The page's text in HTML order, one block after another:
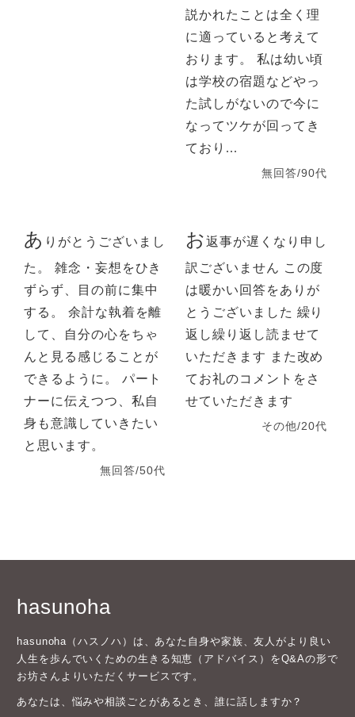
説かれたことは全く理
に適っていると考えて
おります。 私は幼い頃
は学校の宿題などやっ
た試しがないので今に
なってツケが回ってき
ており...
無回答/90代
あ りがとうございまし
た。 雑念・妄想をひき
ずらず、目の前に集中
する。 余計な執着を離
して、自分の心をちゃ
んと見る感じることが
できるように。 パート
ナーに伝えつつ、私自
身も意識していきたい
と思います。
無回答/50代
お返事が遅くなり申し
訳ございません この度
は暖かい回答をありが
とうございました 繰り
返し繰り返し読ませて
いただきます また改め
てお礼のコメントをさ
せていただきます
その他/20代
hasunoha
hasunoha（ハスノハ）は、あなた自身や家族、友人がより良い
人生を歩んでいくための生きる知恵（アドバイス）をQ&Aの形で
お坊さんよりいただくサービスです。
あなたは、悩みや相談ごとがあるとき、誰に話しますか？